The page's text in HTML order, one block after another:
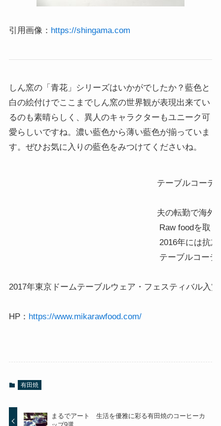
引用画像： https://shingama.com
しん窯の「青花」シリーズはいかがでしたか？藍色と
白の絵付けでここまでしん窯の世界観が表現出来てい
るのも素晴らしく、異人のキャラクターもユニーク可
愛らしいですね。濃い藍色から薄い藍色が揃っていま
す。ぜひお気に入りの藍色をみつけてくださいね。
テーブルコーデ
夫の転勤で海外
Raw foodを取
2016年には抗
テーブルコー
2017年東京ドームテーブルウェア・フェスティバル入賞
HP： https://www.mikarawfood.com/
有田焼
まるでアート 生活を優雅に彩る有田焼のコーヒーカ